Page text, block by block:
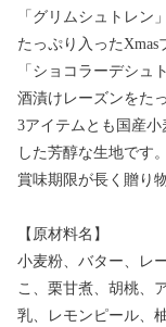
「グリムシュトレン
たっぷり入ったXmas
「ショコラーデシュ
酒漬けレーズンをた
3アイテムとも国産
した芳醇な生地です。
賞味期限が長く贈り
【原材料名】
小麦粉、バター、レ
こ、栗甘煮、胡桃、
乳、レモンピール、